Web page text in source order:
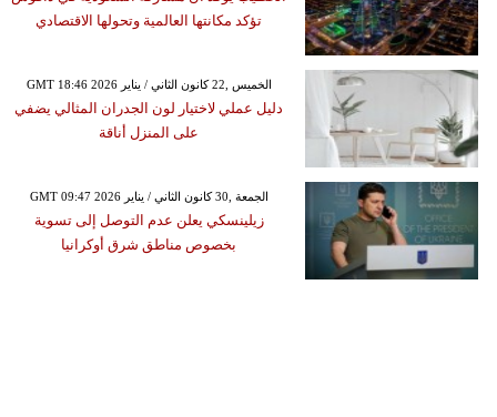
تؤكد مكانتها العالمية وتحولها الاقتصادي
GMT 18:46 2026 الخميس ,22 كانون الثاني / يناير
دليل عملي لاختيار لون الجدران المثالي يضفي
على المنزل أناقة
GMT 09:47 2026 الجمعة ,30 كانون الثاني / يناير
زيلينسكي يعلن عدم التوصل إلى تسوية
بخصوص مناطق شرق أوكرانيا